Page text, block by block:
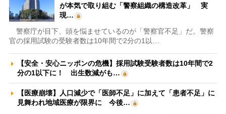
が本気で取り組む「警察組織の構造改革」 実
現…
警察庁が目下、頭を悩ませているのが「警察官不足」だ。警察
官の採用試験の受験者数は10年間で2分の1以…
【安全・安心ニッポンの危機】採用試験受験者数は10年間で2
分の1以下に！ 出生数減がも…
【医療崩壊】人口減少で「医師不足」に加えて「患者不足」に
見舞われ地域医療が限界に 今後…